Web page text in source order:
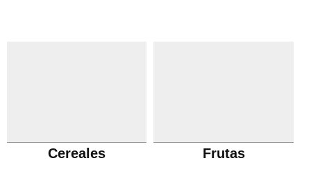
Cereales Frutas